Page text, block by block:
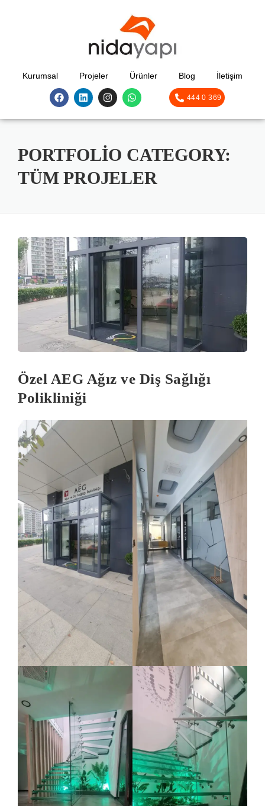
Kurumsal Projeler Ürünler Blog İletişim
444 0 369
PORTFOLIO CATEGORY:
TÜM PROJELER
Özel AEG Ağız ve Diş Sağlığı
Polikliniği